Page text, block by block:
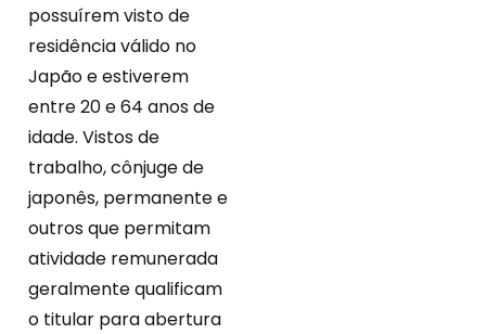
possuírem visto de
residência válido no
Japão e estiverem
entre 20 e 64 anos de
idade. Vistos de
trabalho, cônjuge de
japonês, permanente e
outros que permitam
atividade remunerada
geralmente qualificam
o titular para abertura